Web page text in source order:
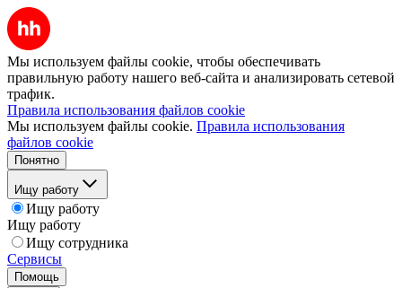
Мы используем файлы cookie, чтобы обеспечивать
правильную работу нашего веб-сайта и анализировать сетевой
трафик.
Правила использования файлов cookie
Мы используем файлы cookie. Правила использования
файлов cookie
Понятно
Ищу работу
Ищу работу
Ищу работу
Ищу сотрудника
Сервисы
Помощь